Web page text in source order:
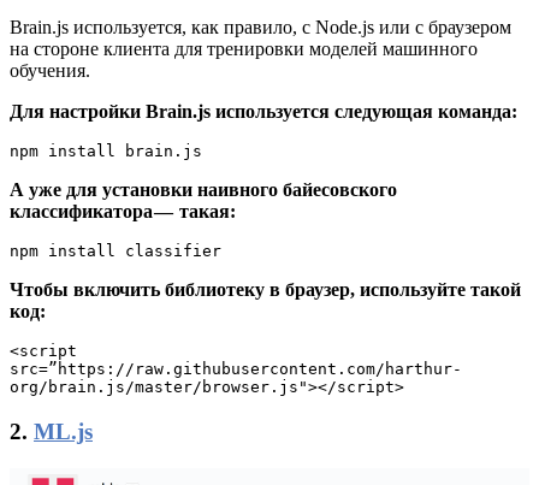
Brain.js используется, как правило, с Node.js или с браузером
на стороне клиента для тренировки моделей машинного
обучения.
Для настройки Brain.js используется следующая команда:
npm install brain.js
А уже для установки наивного байесовского
классификатора — такая:
npm install classifier
Чтобы включить библиотеку в браузер, используйте такой
код:
<script
src=”https://raw.githubusercontent.com/harthur-
org/brain.js/master/browser.js"></script>
2. ML.js